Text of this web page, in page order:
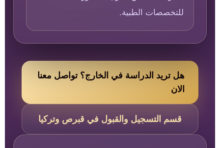
للتخصصات الطبية.
هل تريد الدراسة في الخارج؟ تواصل معنا
الان
قسم التسجيل والقبول في قبرص وتركيا